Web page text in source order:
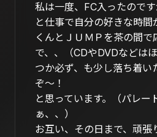
私は一度、FC入ったのです
と仕事で自分の好きな時間
くんとＪＵＭＰを茶の間で
で、、（CDやDVDなどは
つか必ず、も少し落ち着い
ぞ〜！
と思っています。（パレー
ぁ、、）
お互い、その日まで、頑張